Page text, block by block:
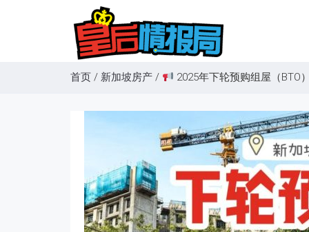
首页 / 新加坡房产 / 2025年下轮预购组屋（BTO